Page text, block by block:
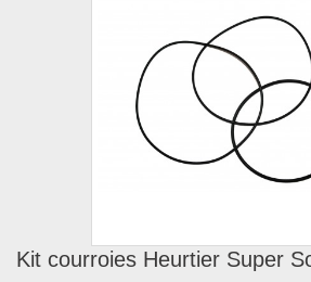
Kit courroies Heurtier Super